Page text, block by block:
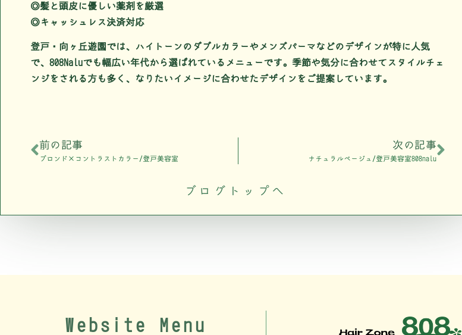
◎髪と頭皮に優しい薬剤を厳選
◎キャッシュレス決済対応
登戸・向ヶ丘遊園では、ハイトーンのダブルカラーやメンズパーマなどのデザインが特に人気
で、808Naluでも幅広い年代から選ばれているメニューです。季節や気分に合わせてスタイルチェ
ンジをされる方も多く、なりたいイメージに合わせたデザインをご提案しています。
前の記事
ブロンド×コントラストカラー/登戸美容室
次の記事
ナチュラルベージュ/登戸美容室808nalu
ブログトップへ
Website Menu